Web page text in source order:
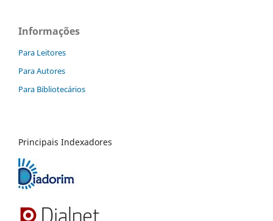
Informações
Para Leitores
Para Autores
Para Bibliotecários
Principais Indexadores